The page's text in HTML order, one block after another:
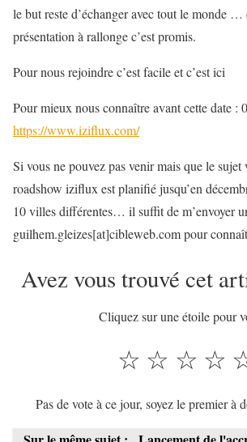
le but reste d’échanger avec tout le monde …
présentation à rallonge c’est promis.
Pour nous rejoindre c’est facile et c’est ici
Pour mieux nous connaître avant cette date :
https://www.iziflux.com/
Si vous ne pouvez pas venir mais que le sujet
roadshow iziflux est planifié jusqu’en
10 villes différentes… il suffit de m’envoyer
guilhem.gleizes[at]cibleweb.com pour
Avez vous trouvé cet
Cliquez sur une étoile pour
☆
☆
☆
☆
Pas de vote à ce jour, soyez le premier à